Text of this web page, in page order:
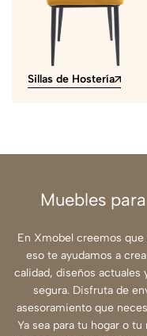
Sillas de Hostería
Muebles
En Xmobel creemos
eso te ayudamos a
calidad, diseños actuales
segura. Disfruta de
asesoramiento que
Ya sea para tu hogar o